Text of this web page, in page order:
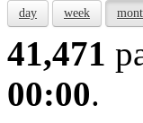
day week
41,471
00:00.